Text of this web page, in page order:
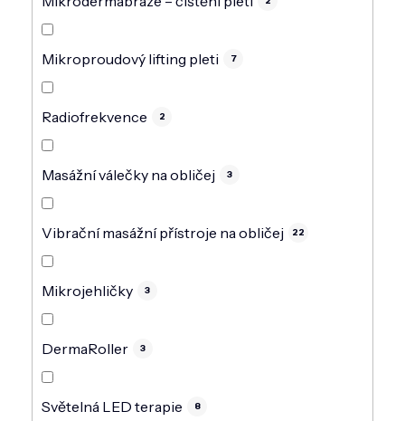
Mikroproudový lifting pleti 7
Radiofrekvence 2
Masážní válečky na obličej 3
Vibrační masážní přístroje na obličej 22
Mikrojehličky 3
DermaRoller 3
Světelná LED terapie 8